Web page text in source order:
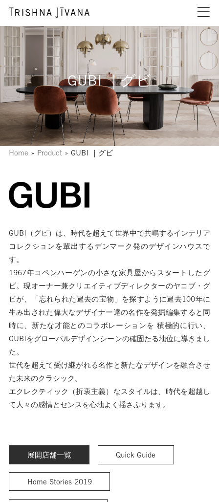
GUBI ｜グビ
Home » Product» GUBI ｜グビ
GUBI（グビ）は、時代を超えて世界中で共鳴するインテリア
コレクションを輩出するデンマーク発のデザインハウスで
す。
1967年コペンハーゲンの小さな家具屋からスタートしたグ
ビ。現オーナー兼クリエイティブディレクターのヤコブ・グ
ビが、「忘れられた過去の宝物」を探すように過去100年に
生み出された偉大なデザイナー達の名作を発掘編集すると同
時に、新たな才能とのコラボレーションを 積極的に行い、
GUBIをグローバルデザインシーンの確固たる地位に導きまし
た。
世代を超えて受け継がれる名作と新たなデザインを融合させ
た未来のクラシック。
エクレクティック（折衷主義）なスタイルは、時代を超越し
て人々の感情とセンスを心地よく揺さぶります。
展開店舗一覧 Quick Guide
Home Stories 2019